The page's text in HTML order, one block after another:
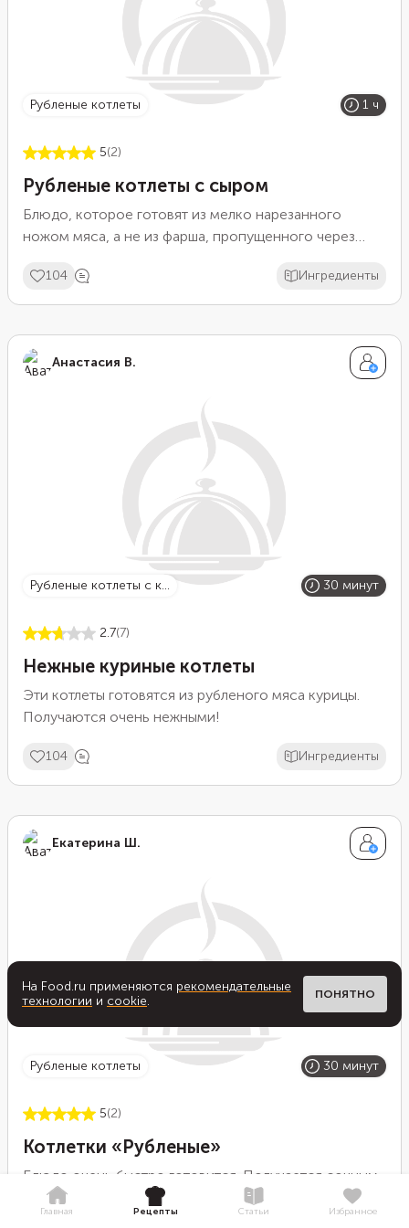
рубленые котлеты 1 ч
5(2)
Рубленые котлеты с сыром
Блюдо, которое готовят из мелко нарезанного
ножом мяса, а не из фарша, пропущенного через
сочность!
104 Ингредиенты
Анастасия В.
рубленые котлеты с к... 30 минут
2.7(7)
Нежные куриные котлеты
Эти котлеты готовятся из рубленого мяса курицы.
Получаются очень нежными!
104 Ингредиенты
Екатерина Ш.
рубленые котлеты 30 минут
5(2)
Котлетки «Рубленые»
Блюдо очень быстро готовится. Получается сочным
и вкусным.
На Food.ru применяются рекомендательные
технологии и cookie. ПОНЯТНО
Главная Рецепты Статьи Избранное